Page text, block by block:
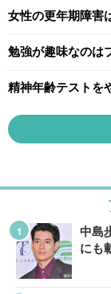
中島
にも